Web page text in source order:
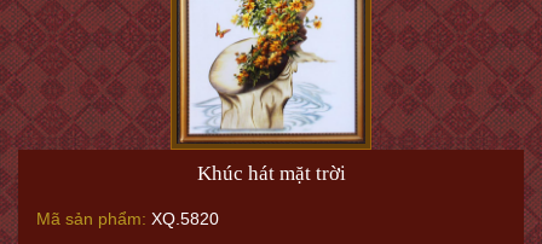
Khúc hát mặt trời
Mã sản phẩm: XQ.5820